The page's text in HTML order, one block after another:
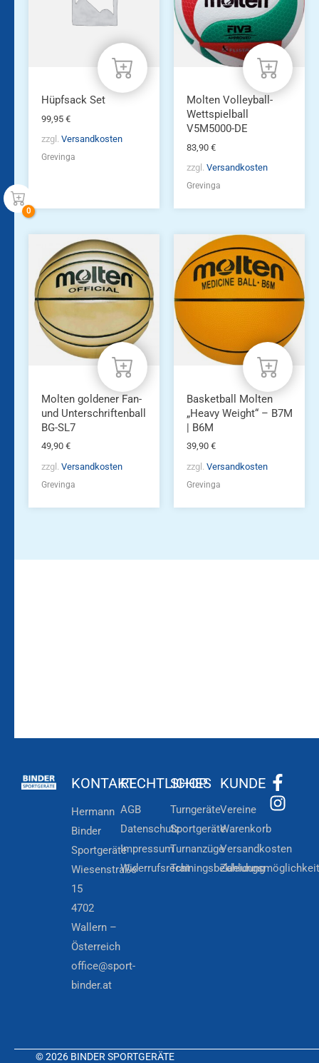
Hüpfsack Set
99,95 €
zzgl. Versandkosten
Grevinga
Molten Volleyball-
Wettspielball
V5M5000-DE
83,90 €
zzgl. Versandkosten
Grevinga
Molten goldener Fan-
und Unterschriftenball
BG-SL7
49,90 €
zzgl. Versandkosten
Grevinga
Dieses
Produkt
weist
mehrere
Varianten
Optionen
können
Produktseite
gewählt
werden
Basketball Molten
„Heavy Weight“ – B7M
| B6M
39,90 €
zzgl. Versandkosten
Grevinga
KONTAKT
Hermann
Binder
Sportgeräte
Wiesenstraße
15
4702
Wallern –
Österreich
office@sport-
binder.at
RECHTLICHES
AGB
Datenschutz
Impressum
Widerrufsrecht
SHOP
Turngeräte
Sportgeräte
Turnanzüge
Trainingsbekleidung
KUNDE
Vereine
Warenkorb
Versandkosten
© 2026 BINDER SPORTGERÄTE